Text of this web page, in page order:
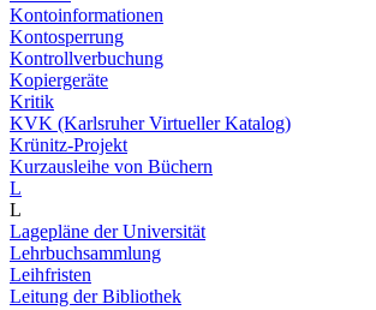
Kontoinformationen
Kontosperrung
Kontrollverbuchung
Kopiergeräte
Kritik
KVK (Karlsruher Virtueller Katalog)
Krünitz-Projekt
Kurzausleihe von Büchern
L
L
Lagepläne der Universität
Lehrbuchsammlung
Leihfristen
Leitung der Bibliothek